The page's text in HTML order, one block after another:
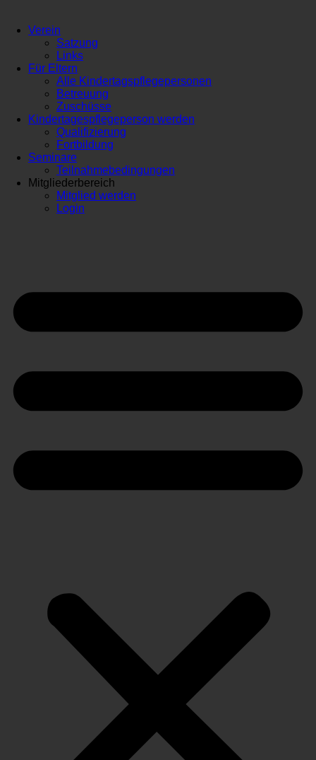
Verein
Satzung
Links
Für Eltern
Alle Kindertagspflegepersonen
Betreuung
Zuschüsse
Kindertagespflegeperson werden
Qualifizierung
Fortbildung
Seminare
Teilnahmebedingungen
Mitgliederbereich
Mitglied werden
Login